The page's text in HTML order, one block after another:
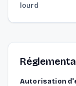
lourd
Autorisation